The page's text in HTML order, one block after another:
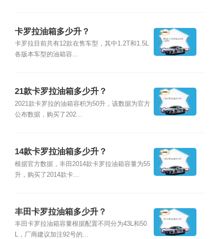
卡罗拉油箱多少升？
卡罗拉目前共有12款在售车型，其中1.2T和1.5L
各版本车型的油箱容...
21款卡罗拉油箱多少升？
2021款卡罗拉的油箱容积为50升，该数据为官方
公布数据，购买了202...
14款卡罗拉油箱多少升？
根据官方数据，丰田2014款卡罗拉油箱容量为55
升，购买了2014款卡...
丰田卡罗拉油箱多少升？
丰田卡罗拉油箱容量根据配置不同分为43L和50
L，厂商建议加注92号的...